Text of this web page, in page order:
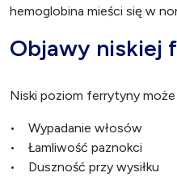
hemoglobina mieści się w
Objawy niskiej
Niski poziom ferrytyny
• Wypadanie włosów
• Łamliwość paznokci
• Duszność przy wysiłku